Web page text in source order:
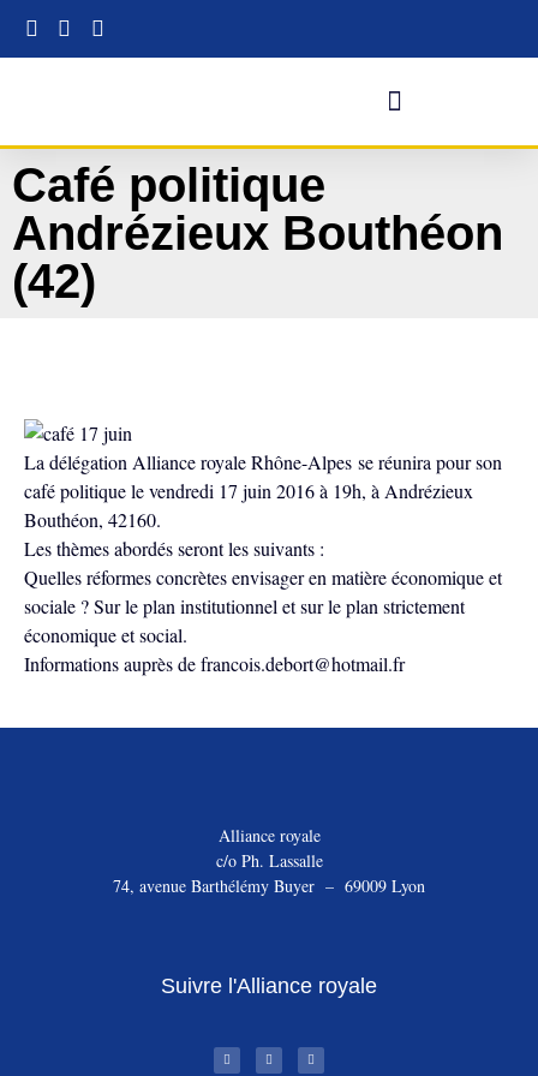
Café politique
Andrézieux Bouthéon
(42)
La délégation Alliance royale Rhône-Alpes se réunira pour son
café politique le vendredi 17 juin 2016 à 19h, à Andrézieux
Bouthéon, 42160.
Les thèmes abordés seront les suivants :
Quelles réformes concrètes envisager en matière économique et
sociale ? Sur le plan institutionnel et sur le plan strictement
économique et social.
Informations auprès de francois.debort@hotmail.fr
Alliance royale
c/o Ph. Lassalle
74, avenue Barthélémy Buyer – 69009 Lyon
Suivre l'Alliance royale